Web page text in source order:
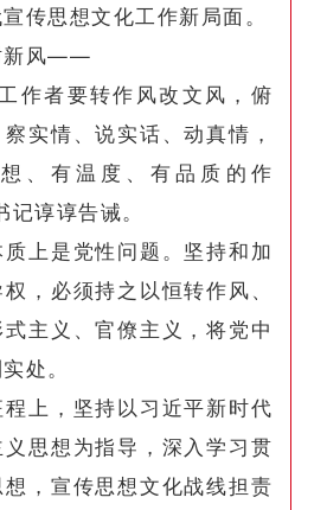
传思想文化工作新局面。
风——
者要转作风改文风，俯
实情、说实话、动真情，
、有温度、有品质的作
谆谆告诫。
是党性问题。坚持和加
，必须持之以恒转作风、
主义、官僚主义，将党中
处。
上，坚持以习近平新时代
思想为指导，深入学习贯
，宣传思想文化战线担责